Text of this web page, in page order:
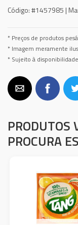
Código:#1457985 |
* Preços de produtos
* Imagem meramente
* Sujeito à
PRODUTOS
PROCURA